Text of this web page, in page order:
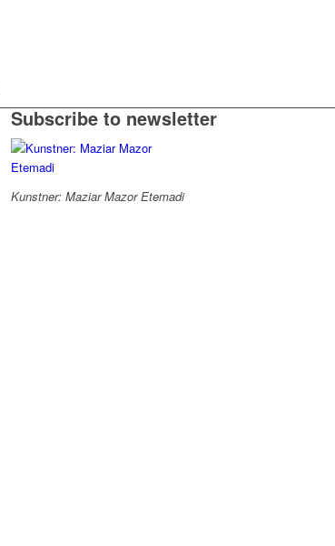
Subscribe to newsletter
Kunstner: Maziar Mazor Etemadi